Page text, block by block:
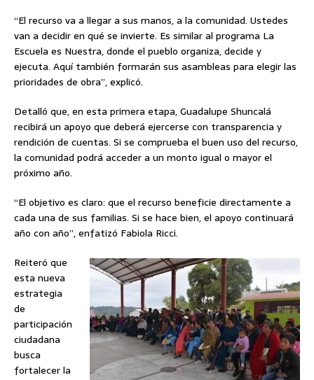
“El recurso va a llegar a sus manos, a la comunidad. Ustedes
van a decidir en qué se invierte. Es similar al programa La
Escuela es Nuestra, donde el pueblo organiza, decide y
ejecuta. Aquí también formarán sus asambleas para elegir las
prioridades de obra”, explicó.
Detalló que, en esta primera etapa, Guadalupe Shuncalá
recibirá un apoyo que deberá ejercerse con transparencia y
rendición de cuentas. Si se comprueba el buen uso del recurso,
la comunidad podrá acceder a un monto igual o mayor el
próximo año.
“El objetivo es claro: que el recurso beneficie directamente a
cada una de sus familias. Si se hace bien, el apoyo continuará
año con año”, enfatizó Fabiola Ricci.
Reiteró que
esta nueva
estrategia
de
participación
ciudadana
busca
fortalecer la